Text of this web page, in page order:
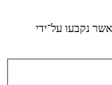
נקבעו על־ידי